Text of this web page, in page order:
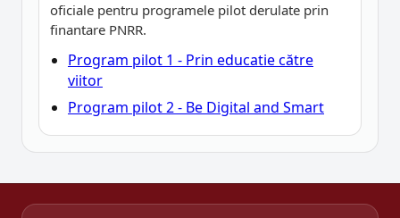
oficiale pentru programele pilot derulate prin
finantare PNRR.
Program pilot 1 - Prin educatie către
viitor
Program pilot 2 - Be Digital and Smart